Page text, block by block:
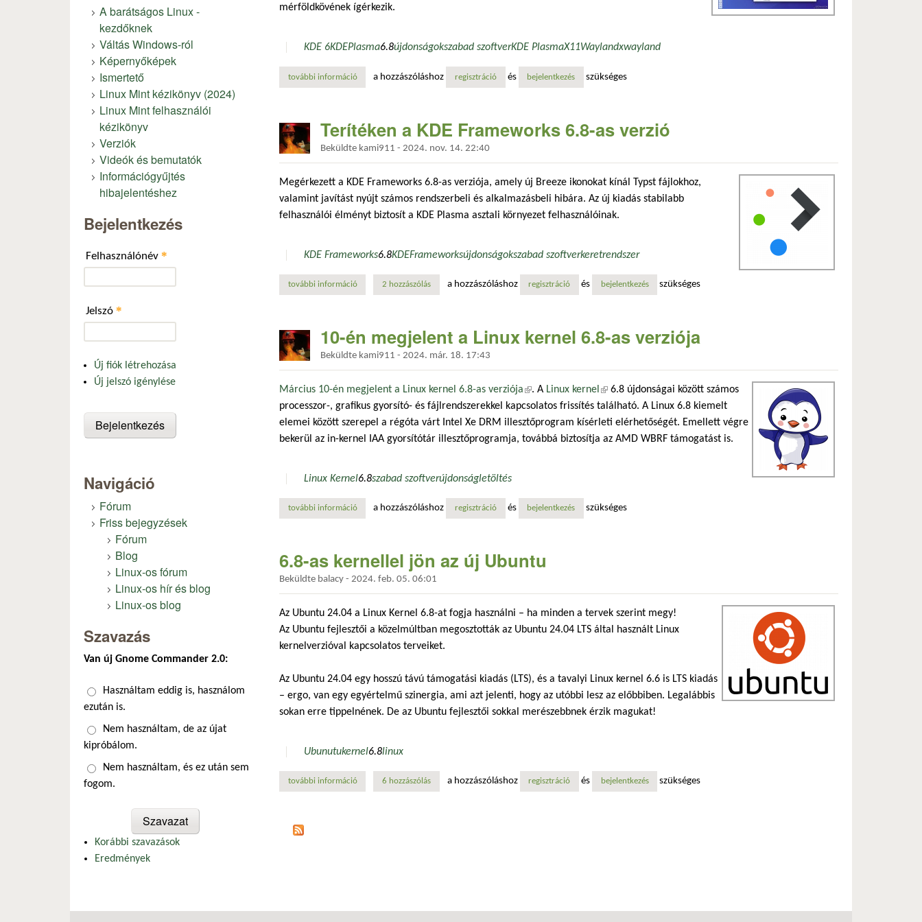
mérföldkövének ígérkezik.
KDE 6KDEPlasma6.8újdonságokszabad szoftverKDE PlasmaX11Waylandxwayland
további információa kde plasma 6.8 búcsút fog inteni az x11-nek, wayland-only jövő felé tart a kde tartalommal kapcsolatosan
a hozzászóláshoz regisztráció és bejelentkezés szükséges
Terítéken a KDE Frameworks 6.8-as verzió
Beküldte kami911 - 2024. nov. 14. 22:40
Megérkezett a KDE Frameworks 6.8-as verziója, amely új Breeze ikonokat kínál Typst fájlokhoz,
valamint javítást nyújt számos rendszerbeli és alkalmazásbeli hibára. Az új kiadás stabilabb
felhasználói élményt biztosít a KDE Plasma asztali környezet felhasználóinak.
KDE Frameworks6.8KDEFrameworksújdonságokszabad szoftverkeretrendszer
további információterítéken a kde frameworks 6.8-as verzió tartalommal kapcsolatosan
2 hozzászólás a hozzászóláshoz regisztráció és bejelentkezés szükséges
10-én megjelent a Linux kernel 6.8-as verziója
Beküldte kami911 - 2024. már. 18. 17:43
Március 10-én megjelent a Linux kernel 6.8-as verziója(külső hivatkozás)
. A Linux kernel (külső hivatkozás)
6.8 újdonságai között számos
processzor-, grafikus gyorsító- és fájlrendszerekkel kapcsolatos frissítés található. A Linux 6.8 kiemelt
elemei között szerepel a régóta várt Intel Xe DRM illesztőprogram kísérleti elérhetőségét. Emellett végre
bekerül az in-kernel IAA gyorsítótár illesztőprogramja, továbbá biztosítja az AMD WBRF támogatást is.
Linux Kernel6.8szabad szoftverújdonságletöltés
további információ10-én megjelent a linux kernel 6.8-as verziója tartalommal kapcsolatosan
a hozzászóláshoz regisztráció és bejelentkezés szükséges
6.8-as kernellel jön az új Ubuntu
Beküldte balacy - 2024. feb. 05. 06:01
Az Ubuntu 24.04 a Linux Kernel 6.8-at fogja használni – ha minden a tervek szerint megy!
Az Ubuntu fejlesztői a közelmúltban megosztották az Ubuntu 24.04 LTS által használt Linux
kernelverzióval kapcsolatos terveiket.
Az Ubuntu 24.04 egy hosszú távú támogatási kiadás (LTS), és a tavalyi Linux kernel 6.6 is LTS kiadás
– ergo, van egy egyértelmű szinergia, ami azt jelenti, hogy az utóbbi lesz az előbbiben. Legalábbis
sokan erre tippelnének. De az Ubuntu fejlesztői sokkal merészebbnek érzik magukat!
Ubunutukernel6.8linux
további információ6.8-as kernellel jön az új ubuntu tartalommal kapcsolatosan
6 hozzászólás a hozzászóláshoz regisztráció és bejelentkezés szükséges
A barátságos Linux -
kezdőknek
Váltás Windows-ról
Képernyőképek
Ismertető
Linux Mint kézikönyv (2024)
Linux Mint felhasználói
kézikönyv
Verziók
Videók és bemutatók
Információgyűjtés
hibajelentéshez
Bejelentkezés
Felhasználónév *
Jelszó *
Új fiók létrehozása
Új jelszó igénylése
Navigáció
Fórum
Friss bejegyzések
Fórum
Blog
Linux-os fórum
Linux-os hír és blog
Linux-os blog
Szavazás
Van új Gnome Commander 2.0:
Választások
Használtam eddig is, használom
ezután is.
Nem használtam, de az újat
kipróbálom.
Nem használtam, és ez után sem
fogom.
Korábbi szavazások
Eredmények